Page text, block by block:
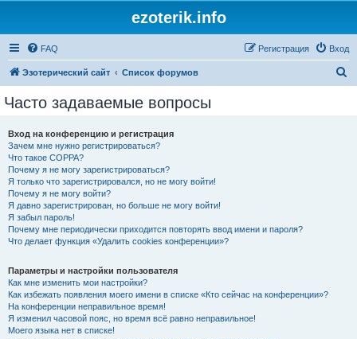
ezoterik.info
FAQ Вход
Регистрация
Эзотерический сайт Список форумов
Часто задаваемые вопросы
Вход на конференцию и регистрация
Зачем мне нужно регистрироваться?
Что такое COPPA?
Почему я не могу зарегистрироваться?
Я только что зарегистрировался, но не могу войти!
Почему я не могу войти?
Я давно зарегистрирован, но больше не могу войти!
Я забыл пароль!
Почему мне периодически приходится повторять ввод имени и пароля?
Что делает функция «Удалить cookies конференции»?
Параметры и настройки пользователя
Как мне изменить мои настройки?
Как избежать появления моего имени в списке «Кто сейчас на конференции»?
На конференции неправильное время!
Я изменил часовой пояс, но время всё равно неправильное!
Моего языка нет в списке!